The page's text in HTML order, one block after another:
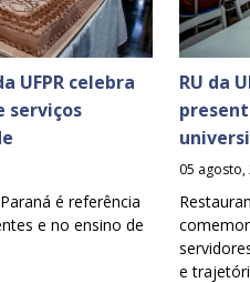
UFPR celebra
serviços
é referência
e no ensino de
RU da
05 agosto,
e